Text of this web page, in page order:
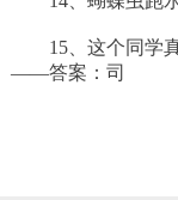
15、这个同学真
——答案：司